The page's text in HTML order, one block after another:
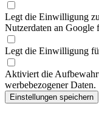
Legt die Einwilligung
Nutzerdaten an Google
Legt die Einwilligung
Aktiviert die
werbebezogener Daten.
Einstellungen speichern